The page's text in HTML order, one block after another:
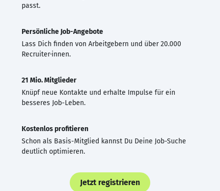
passt.
Persönliche Job-Angebote
Lass Dich finden von Arbeitgebern und über 20.000
Recruiter·innen.
21 Mio. Mitglieder
Knüpf neue Kontakte und erhalte Impulse für ein
besseres Job-Leben.
Kostenlos profitieren
Schon als Basis-Mitglied kannst Du Deine Job-Suche
deutlich optimieren.
Jetzt registrieren